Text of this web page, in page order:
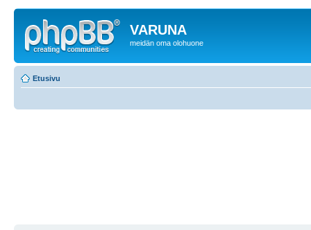
VARUNA
meidän oma olohuone
Etusivu